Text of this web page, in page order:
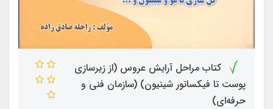
کتاب مراحل آرایش عروس (از زیرسازی
پوست تا فیکساتور شینیون) (سازمان فنی و
حرفه‌ای)